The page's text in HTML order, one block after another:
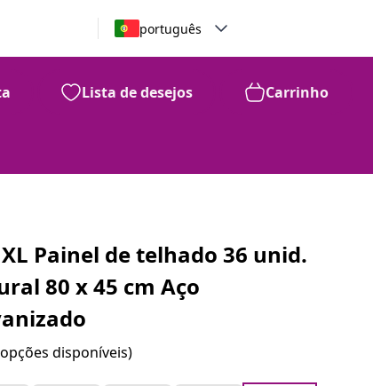
português
Lista de desejos Carrinho
Painel de telhado 36 unid.
80 x 45 cm Aço
disponíveis)